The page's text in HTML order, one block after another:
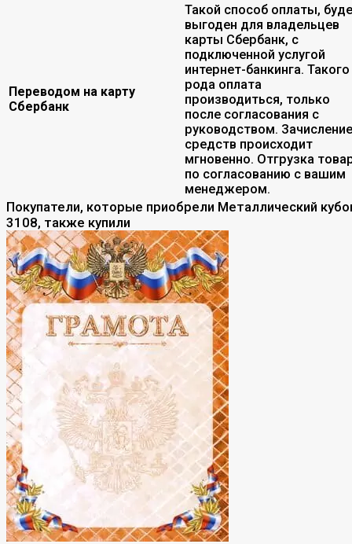
Переводом на карту
Сбербанк
Такой способ оплаты,
выгоден для владельцев
карты Сбербанк, с
подключенной услугой
интернет-банкинга. Такого
рода оплата
производиться, только
после согласования с
руководством. Зачисление
средств происходит
мгновенно. Отгрузка
по согласованию с вашим
менеджером.
Покупатели, которые приобрели Металлический
3108, также купили